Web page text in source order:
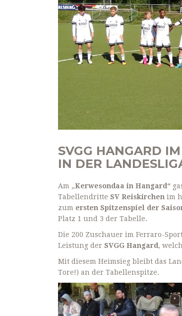
SVGG HANGARD
IN DER
Am „Kerwesondaa in Hangard“
Tabellendritte SV Reiskirchen im
zum ersten Spitzenspiel der
Platz 1 und 3 der Tabelle.
Die 200 Zuschauer im Ferraro-
Leistung der SVGG Hangard,
Mit diesem Heimsieg bleibt das
Tore!) an der Tabellenspitze.